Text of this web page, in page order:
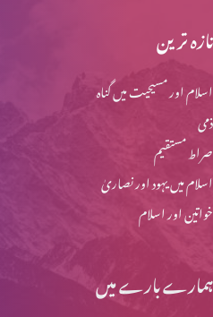
تازہ ترین
اسلام اور مسیحیت میں گناہ
ذمی
صراط مستقیم
اسلام میں یہود اور نصاریٰ
خواتین اور اسلام
ہمارے بارے میں